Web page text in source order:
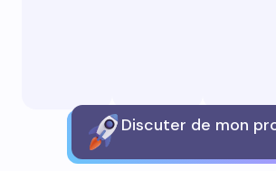
Discuter de mon